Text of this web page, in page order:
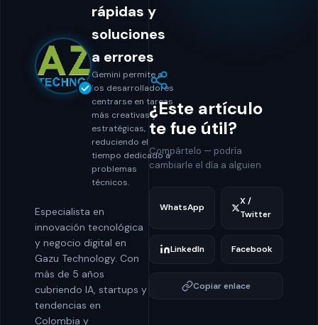
rápidas y
soluciones
a errores
Gemini permite a
los desarrolladores
centrarse en tareas
más creativas y
estratégicas,
reduciendo el
tiempo dedicado a
problemas
técnicos.
Especialista en
innovación tecnológica
y negocio digital en
Gazu Technology. Con
más de 5 años
cubriendo IA, startups y
tendencias en
Colombia y
¿Este artículo
te fue útil?
Compártelo — podría
cambiarle el día a alguien
WhatsApp
X /
Twitter
LinkedIn Facebook
Copiar enlace